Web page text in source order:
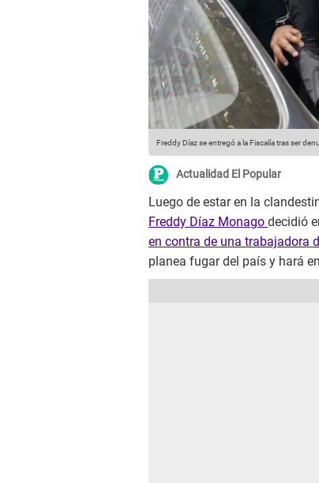
Freddy Díaz se entregó a la Fiscalía tras ser
Actualidad El Popular
Luego de estar en la
Freddy Díaz Monago decidió
en contra de una trabajadora
planea fugar del país y hará